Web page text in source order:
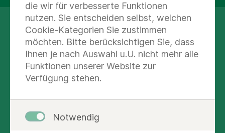
die wir für verbesserte Funktionen
nutzen. Sie entscheiden selbst, welchen
Cookie-Kategorien Sie zustimmen
möchten. Bitte berücksichtigen Sie, dass
Ihnen je nach Auswahl u.U. nicht mehr alle
Funktionen unserer Website zur
Verfügung stehen.
Notwendig